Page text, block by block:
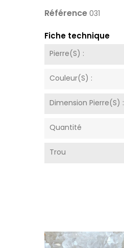
Référence 031
Fiche technique
Pierre(s) :
Couleur(s) :
Dimension Pierre(s) :
Quantité
Trou